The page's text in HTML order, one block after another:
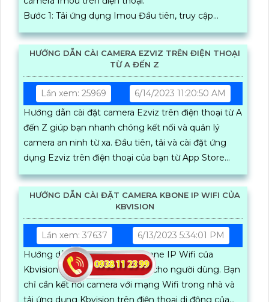
Bước 1: Tải ứng dụng Imou Đầu tiên, truy cập...
HƯỚNG DẪN CÀI CAMERA EZVIZ TRÊN ĐIỆN THOẠI
TỪ A ĐẾN Z
Lần xem: 25969
6/14/2023 11:20:50 AM
Hướng dẫn cài đặt camera Ezviz trên điện thoại từ A
đến Z giúp bạn nhanh chóng kết nối và quản lý
camera an ninh từ xa. Đầu tiên, tải và cài đặt ứng
dụng Ezviz trên điện thoại của bạn từ App Store
hoặc Google Play
HƯỚNG DẪN CÀI ĐẶT CAMERA KBONE IP WIFI CỦA
KBVISION
Lần xem: 37637
6/13/2023 5:34:01 PM
Hướng dẫn cài đặt camera Kbone IP Wifi của
Kbvision rất dễ dàng và tiện lợi cho người dùng. Bạn
chỉ cần kết nối camera với mạng Wifi trong nhà và
tải ứng dụng Kbvision trên điện thoại di động của